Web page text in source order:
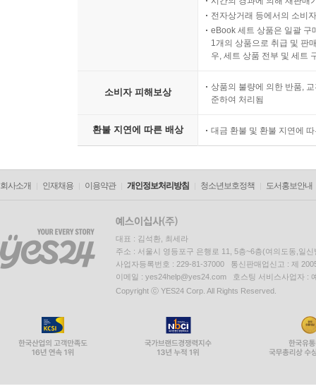
전자상거래 등에서의 소비
eBook 세트 상품은 일괄 구
1개의 상품으로 취급 및 판
우, 세트 상품 전부 및 세트
소비자 피해보상
상품의 불량에 의한 반품,
준하여 처리됨
환불 지연에 따른 배상 대금 환불 및 환불 지연에
회사소개 인재채용 이용약관 개인정보처리방침 청소년보호정책 도서홍보안내
대표 : 김석환, 최세라
주소 : 서울시 영등포구 은행로 11, 5층~6층(여의도동,일신
사업자등록번호 : 229-81-37000 통신판매업신고 : 제
이메일 : yes24help@yes24.com 호스팅 서비스사업자 :
Copyright ⓒ YES24 Corp. All Rights Reserved.